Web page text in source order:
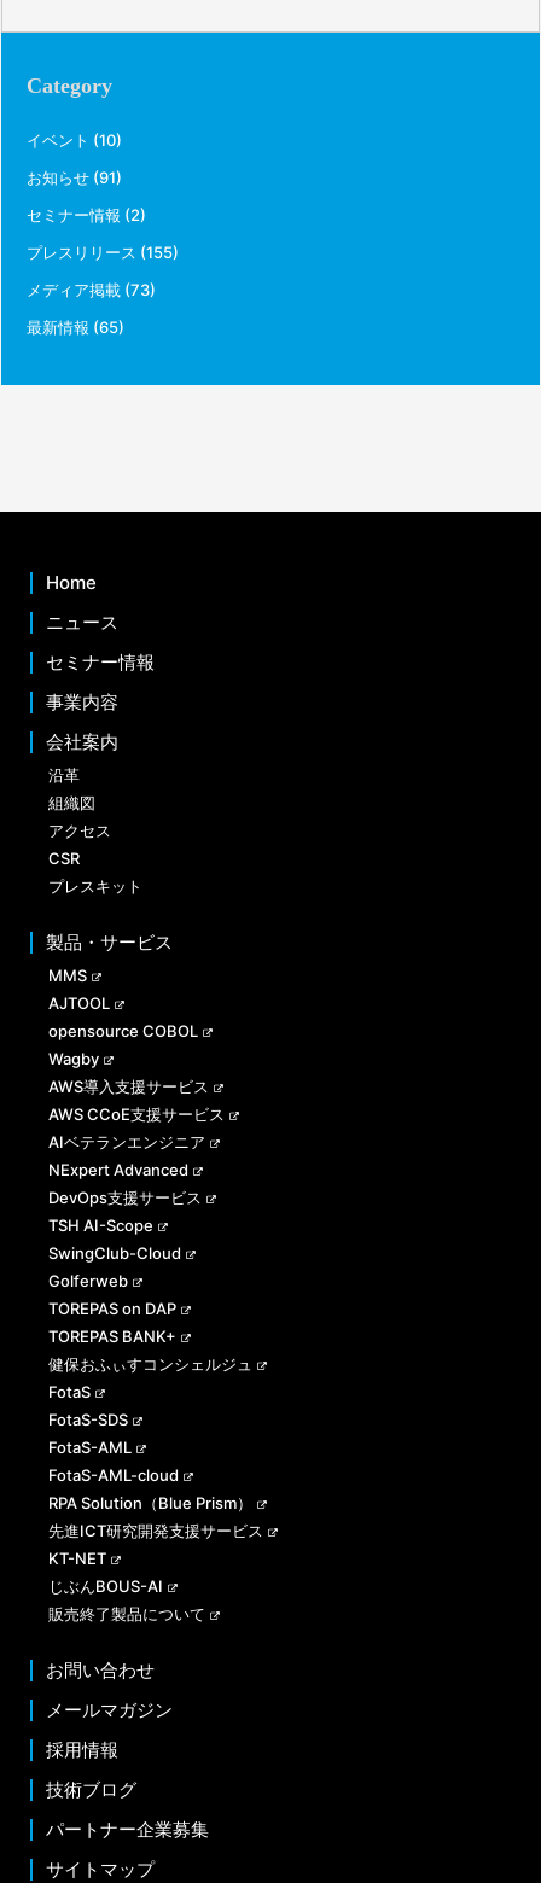
Category
イベント (10)
お知らせ(91)
セミナー情報 (2)
プレスリリース (155)
メディア掲載(73)
最新情報 (65)
Home
ニュース
セミナー情報
事業内容
会社案内
沿革
組織図
アクセス
CSR
プレスキット
製品・サービス
MMS
AJTOOL
opensource COBOL
Wagby
AWS導入支援サービス
AWS CCoE支援サービス
AIベテランエンジニア
NExpert Advanced
DevOps支援サービス
TSH AI-Scope
SwingClub-Cloud
Golferweb
TOREPAS on DAP
TOREPAS BANK+
健保おふぃすコンシェルジュ
FotaS
FotaS-SDS
FotaS-AML
FotaS-AML-cloud
RPA Solution（Blue Prism）
先進ICT研究開発支援サービス
KT-NET
じぶんBOUS-AI
販売終了製品について
お問い合わせ
メールマガジン
採用情報
技術ブログ
パートナー企業募集
サイトマップ